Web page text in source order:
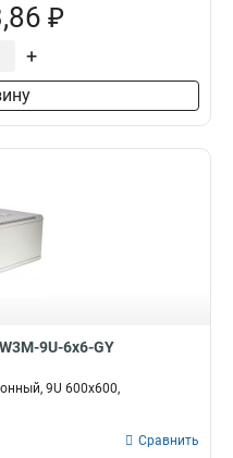
₽
+
9U-6x6-GY
9U 600x600,
Сравнить